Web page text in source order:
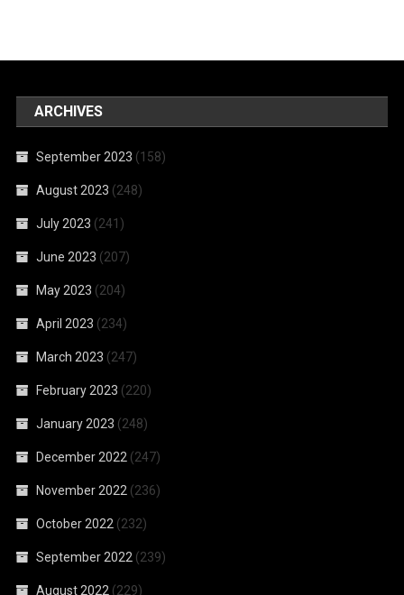
ARCHIVES
September 2023 (158)
August 2023 (248)
July 2023 (241)
June 2023 (207)
May 2023 (204)
April 2023 (234)
March 2023 (247)
February 2023 (220)
January 2023 (248)
December 2022 (247)
November 2022 (236)
October 2022 (232)
September 2022 (239)
August 2022 (229)